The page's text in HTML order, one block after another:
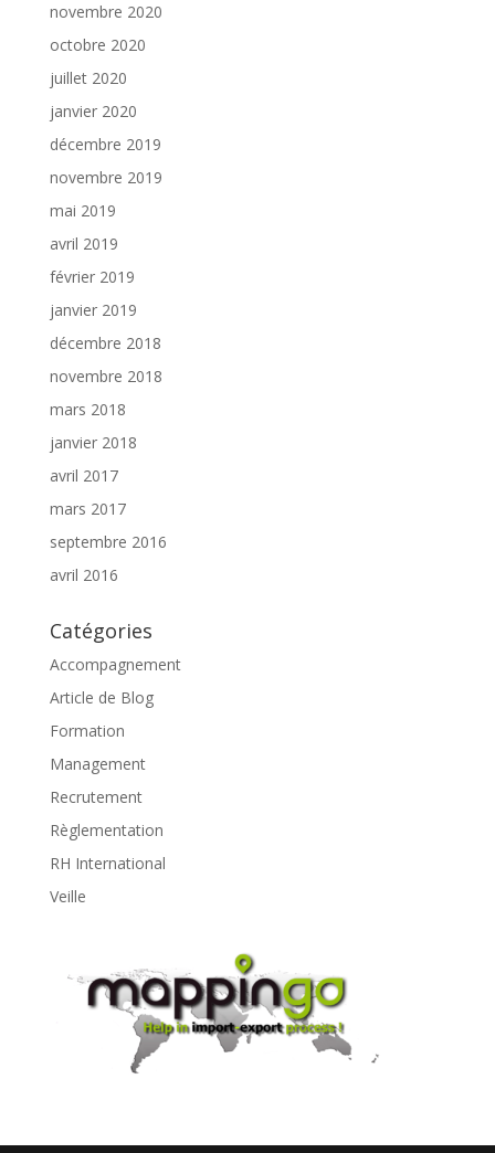
novembre 2020
octobre 2020
juillet 2020
janvier 2020
décembre 2019
novembre 2019
mai 2019
avril 2019
février 2019
janvier 2019
décembre 2018
novembre 2018
mars 2018
janvier 2018
avril 2017
mars 2017
septembre 2016
avril 2016
Catégories
Accompagnement
Article de Blog
Formation
Management
Recrutement
Règlementation
RH International
Veille